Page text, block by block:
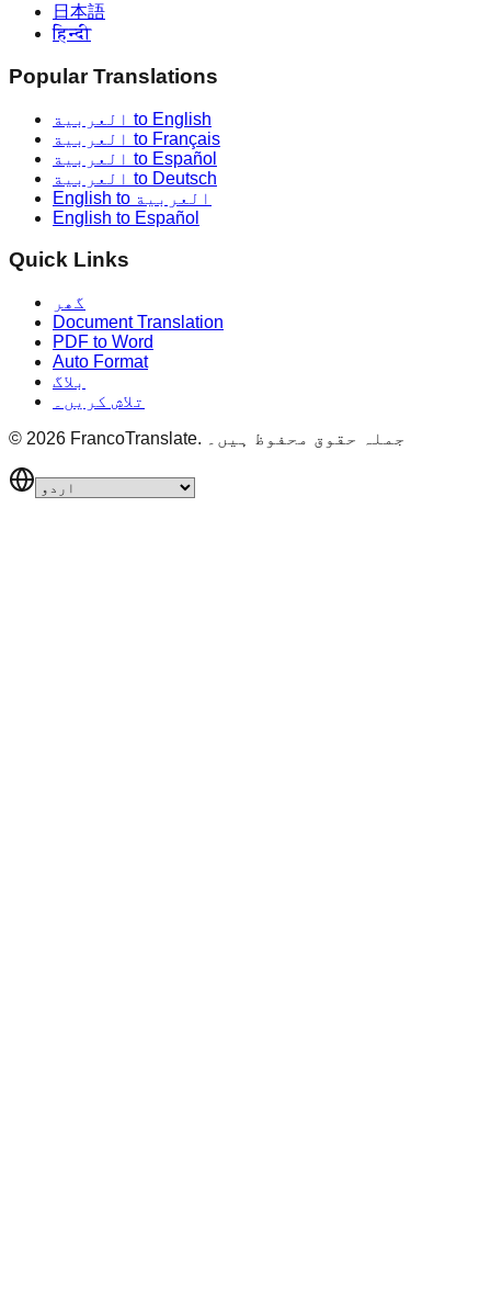
日本語
हिन्दी
Popular Translations
العربية to English
العربية to Français
العربية to Español
العربية to Deutsch
English to العربية
English to Español
Quick Links
گھر
Document Translation
PDF to Word
Auto Format
بلاگ
تلاش کریں۔
© 2026 FrancoTranslate. جملہ حقوق محفوظ ہیں۔